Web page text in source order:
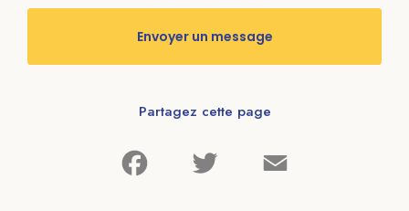
Envoyer un message
Partagez cette page